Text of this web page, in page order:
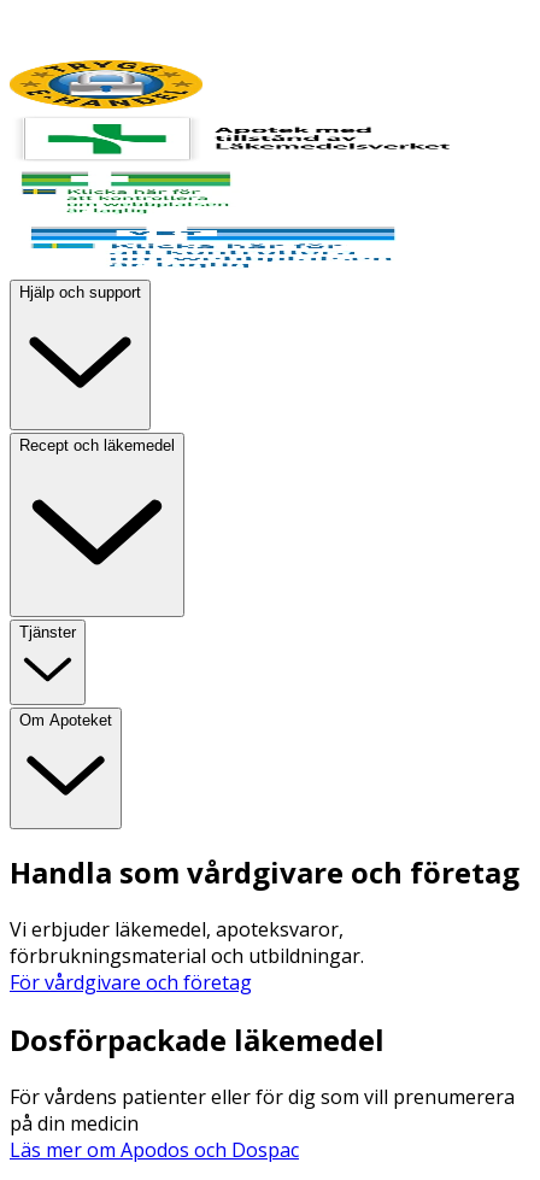
Hjälp och support
Recept och läkemedel
Tjänster
Om Apoteket
Handla som vårdgivare och företag
Vi erbjuder läkemedel, apoteksvaror,
förbrukningsmaterial och utbildningar.
För vårdgivare och företag
Dosförpackade läkemedel
För vårdens patienter eller för dig som vill prenumerera
på din medicin
Läs mer om Apodos och Dospac